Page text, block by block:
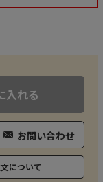
入れる
お問い合わせ
について